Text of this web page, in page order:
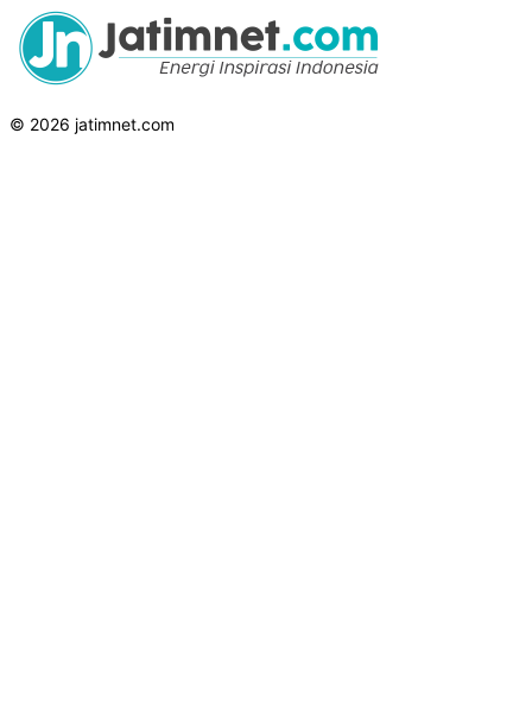
© 2026 jatimnet.com